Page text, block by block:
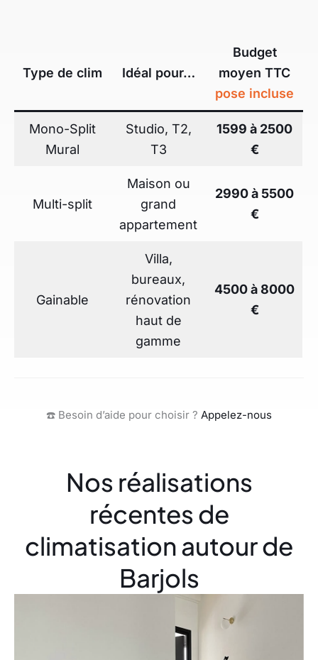
Type de clim Idéal pour…
Budget
moyen TTC
pose incluse
Mono-Split
Mural
Studio, T2,
T3
1599 à 2500
€
Multi-split
Maison ou
grand
appartement
2990 à 5500
€
Gainable
Villa,
bureaux,
rénovation
haut de
gamme
4500 à 8000
€
☎️ Besoin d’aide pour choisir ? Appelez-nous
Nos réalisations
récentes de
climatisation autour de
Barjols